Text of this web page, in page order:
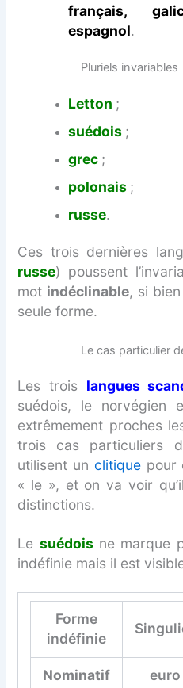
français,
espagnol.
Pluriels invariables
Letton ;
suédois ;
grec ;
polonais ;
russe.
Ces trois dernières
russe) poussent
mot indéclinable, si bien
seule forme.
Le cas particulier
Les trois langues
suédois, le norvégien
extrêmement proches
trois cas particuliers
utilisent un clitiquepour
« le », et on va voir
distinctions.
Le suédois ne marque
indéfinie mais il est
Forme
indéfinie
Nominatif euro